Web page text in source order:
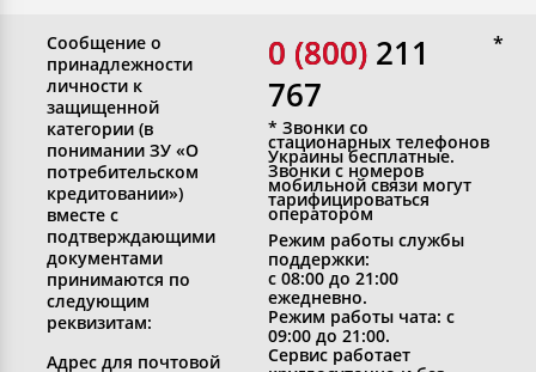
Сообщение о
принадлежности
личности к
защищенной
категории (в
понимании ЗУ «О
потребительском
кредитовании»)
вместе с
подтверждающими
документами
принимаются по
следующим
реквизитам:
Адрес для почтовой
0 (800)
0 (800) 211
767
* Звонки со
стационарных телефонов
Украины бесплатные.
Звонки с номеров
мобильной связи могут
тарифицироваться
оператором
Режим работы службы
поддержки:
с 08:00 до 21:00
ежедневно.
Режим работы чата: с
09:00 до 21:00.
Сервис работает